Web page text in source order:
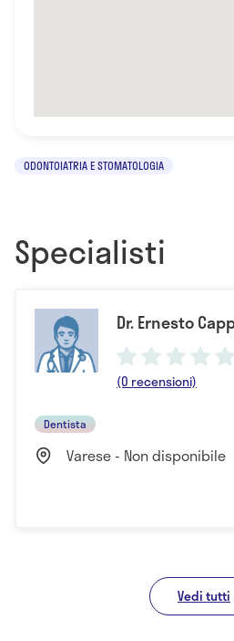
ODONTOIATRIA E STOMATOLOGIA
Specialisti
Dr. Ernesto
(0 recensioni)
Dentista
Varese - Non disponibile
Vedi tutti